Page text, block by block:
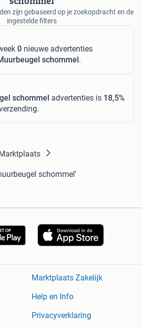
zijn gebaseerd op je zoekopdracht en de
ingestelde filters
0 nieuwe advertenties
schommel.
schommel advertenties is 18,5%
schommel'
Marktplaats Zakelijk
Help en Info
Privacyverklaring